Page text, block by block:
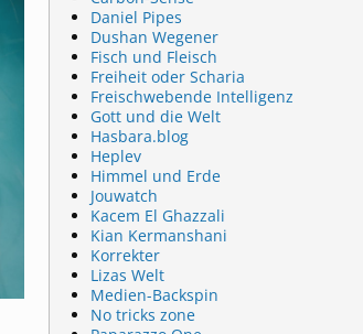
Daniel Pipes
Dushan Wegener
Fisch und Fleisch
Freiheit oder Scharia
Freischwebende Intelligenz
Gott und die Welt
Hasbara.blog
Heplev
Himmel und Erde
Jouwatch
Kacem El Ghazzali
Kian Kermanshani
Korrekter
Lizas Welt
Medien-Backspin
No tricks zone